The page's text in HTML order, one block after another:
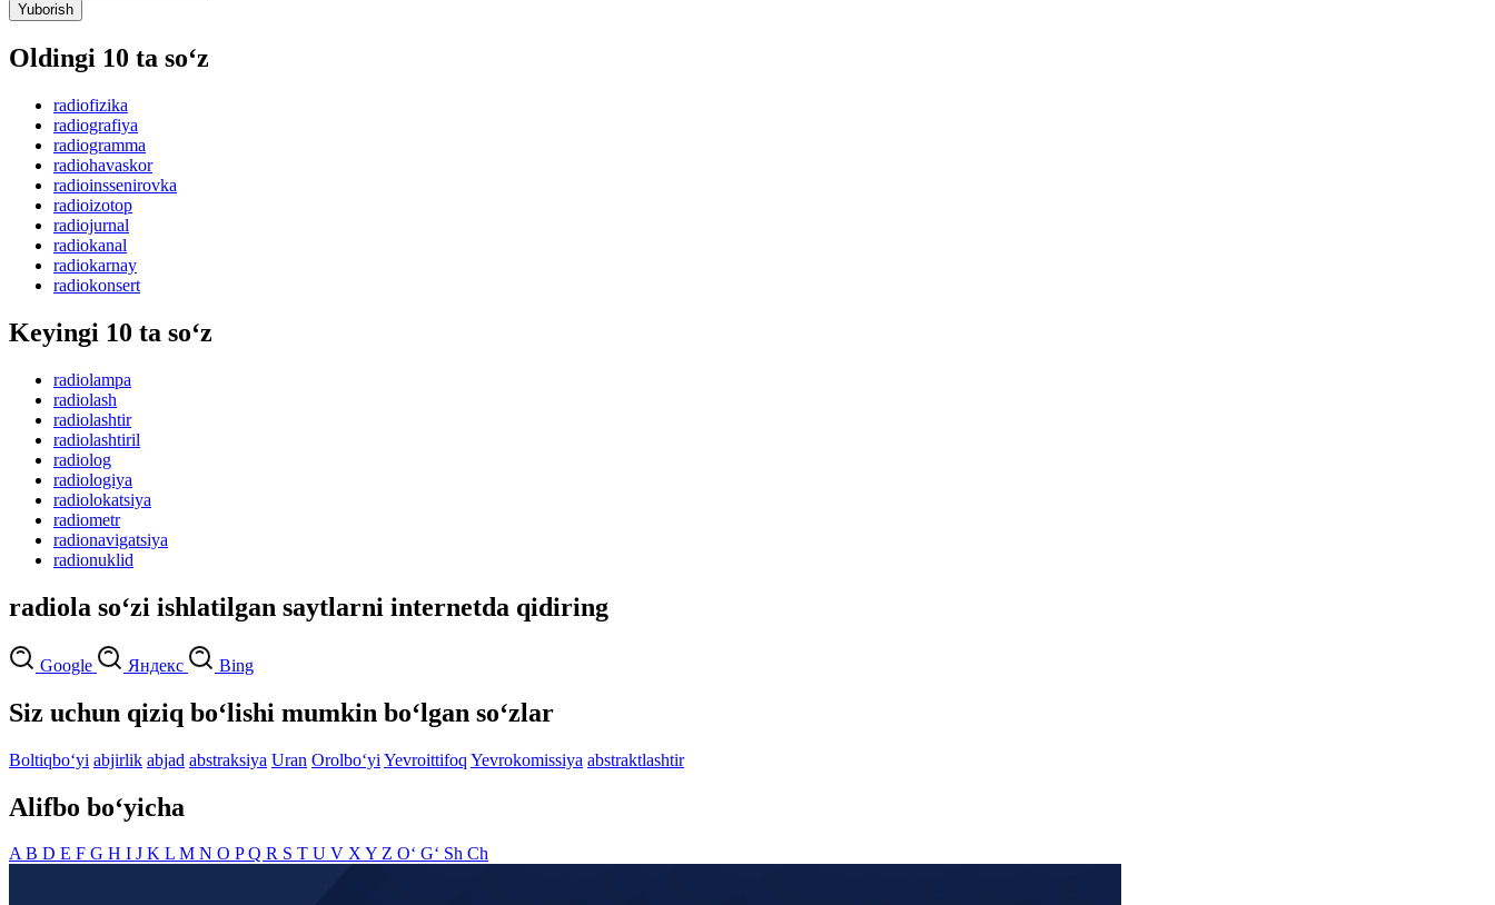
Yuborish
Oldingi 10 ta so‘z
radiofizika
radiografiya
radiogramma
radiohavaskor
radioinssenirovka
radioizotop
radiojurnal
radiokanal
radiokarnay
radiokonsert
Keyingi 10 ta so‘z
radiolampa
radiolash
radiolashtir
radiolashtiril
radiolog
radiologiya
radiolokatsiya
radiometr
radionavigatsiya
radionuklid
radiola so‘zi ishlatilgan saytlarni internetda qidiring
Google Яндекс Bing
Siz uchun qiziq bo‘lishi mumkin bo‘lgan so‘zlar
Boltiqbo‘yi abjirlik abjad abstraksiya Uran Orolbo‘yi Yevroittifoq Yevrokomissiya abstraktlashtir
Alifbo bo‘yicha
AB D E F G H I J K L M N O PQ R S T U V XY Z O‘ G‘ Sh Ch